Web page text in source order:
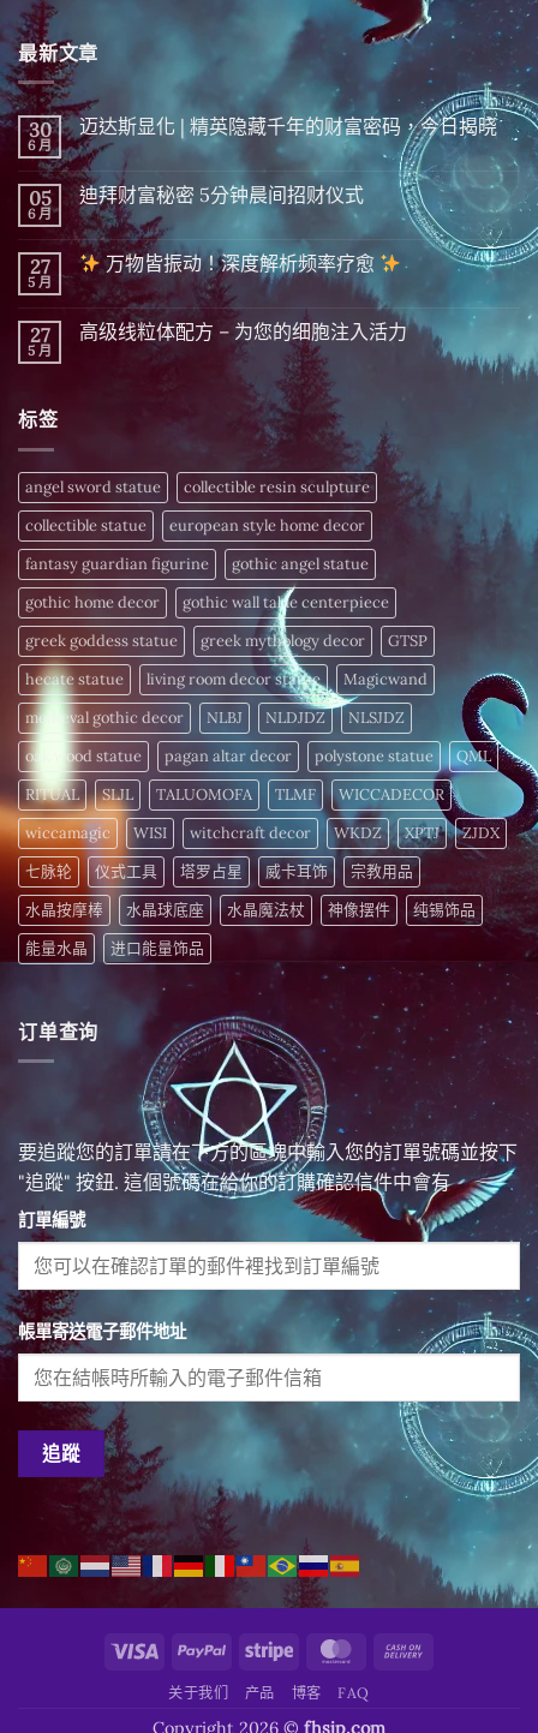
最新文章
30
6 月
迈达斯显化 | 精英隐藏千年的财富密码，今日揭晓
在
〈迈
达
斯
显
化
|
精
英
隐
千
年
晓〉
中
尚
無
留
言
05
6 月
迪拜财富秘密 5分钟晨间招财仪式
在
〈迪
拜
财
富
密 5
分
钟
尚
無
留
言
27
5 月
万物皆振动！深度解析频率疗愈
在
万
频
率
疗
愈
〉
中
尚
無
留
言
27
5 月
高级线粒体配方 – 为您的细胞注入活力
–
为
您
的
细
胞
注
入
活
力〉
中
标签
angel sword statue
collectible resin sculpture
collectible statue
european style home decor
fantasy guardian figurine
gothic angel statue
gothic home decor
gothic wall table centerpiece
greek goddess statue
greek mythology decor
GTSP
hecate statue
living room decor statue
Magicwand
medieval gothic decor
NLBJ NLDJDZ
NLSJDZ
oak wood statue
pagan altar decor polystone statue
QML
RITUAL
SLJL TALUOMOFA TLMF
WICCADECOR
wiccamagic
WISI witchcraft decor WKDZ XPTJ
ZJDX
七脉轮
仪式工具 塔罗占星 威卡耳饰
宗教用品
水晶按摩棒
水晶球底座 水晶魔法杖 神像摆件
纯锡饰品
能量水晶
进口能量饰品
订单查询
要追蹤您的訂單請在下方的區塊中輸入您的訂單號碼並按下
"追蹤" 按鈕. 這個號碼在給你的訂購確認信件中會有
訂單編號
帳單寄送電子郵件地址
追蹤
Visa PayPal Stripe MasterCard
关于我们 产品 博客 FAQ
Copyright 2026 © fhsjp.com